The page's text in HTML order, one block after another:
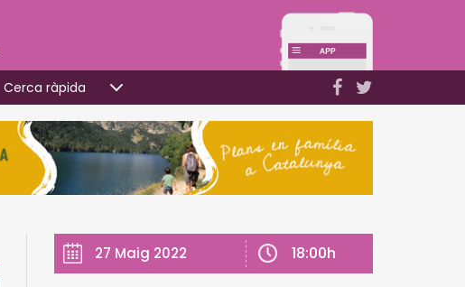
Cerca ràpida
27 Maig 2022 18:00h